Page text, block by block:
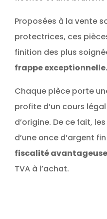
Proposées à la vente
protectrices, ces
finition des plus
frappe exceptionnelle.
Chaque pièce porte
profite d’un cours
d’origine. De ce fait,
d’une once d’argent
fiscalité avantageuse
TVA à l’achat.